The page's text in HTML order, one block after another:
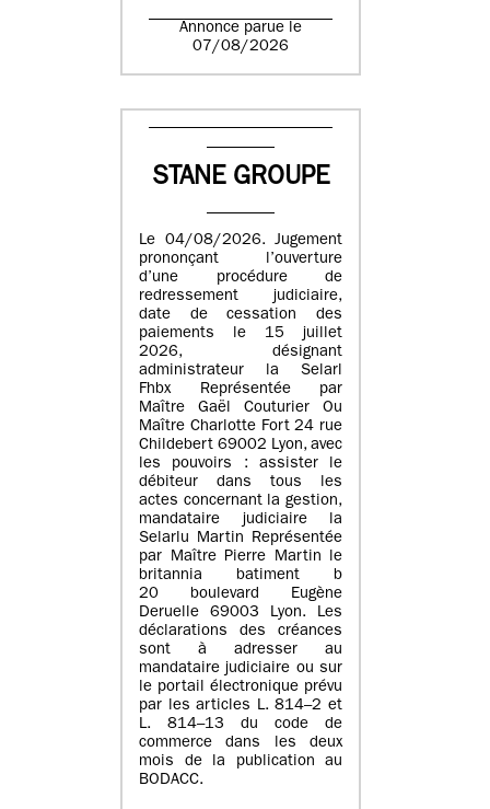
Annonce parue le
07/08/2026
STANE GROUPE
Le 04/08/2026. Jugement
prononçant l’ouverture
d’une procédure de
redressement judiciaire,
date de cessation des
paiements le 15 juillet
2026, désignant
administrateur la Selarl
Fhbx Représentée par
Maître Gaël Couturier Ou
Maître Charlotte Fort 24 rue
Childebert 69002 Lyon, avec
les pouvoirs : assister le
débiteur dans tous les
actes concernant la gestion,
mandataire judiciaire la
Selarlu Martin Représentée
par Maître Pierre Martin le
britannia batiment b
20 boulevard Eugène
Deruelle 69003 Lyon. Les
déclarations des créances
sont à adresser au
mandataire judiciaire ou sur
le portail électronique prévu
par les articles L. 814–2 et
L. 814–13 du code de
commerce dans les deux
mois de la publication au
BODACC.